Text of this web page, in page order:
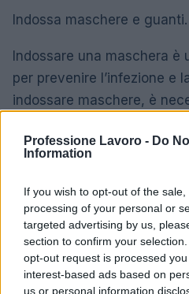
Professione Lavoro - Do
Information
If you wish to opt-out of the
processing of your personal or
targeted advertising by us,
section to confirm your
opt-out request is processed
interest-based ads based on
us or personal information
Indossa maschere e guanti.
Indossare una maschera è
per prevenire l’infezione e
indossare maschere, è
coronavirus può
efficacemente alle mani di
coronavirus, riducendo il
Lavarsi le mani più spesso.
La principale